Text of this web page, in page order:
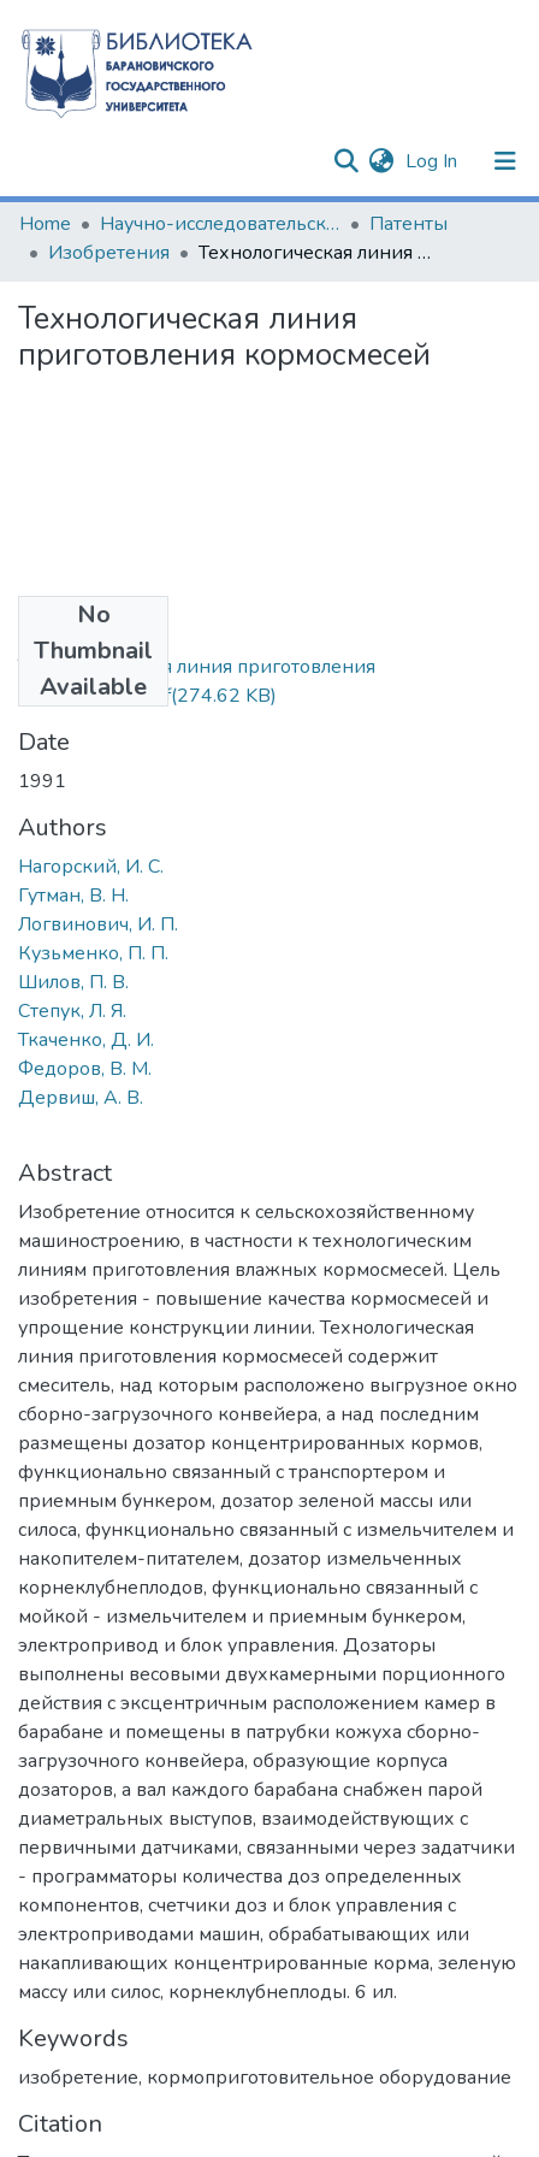
Log In (current)
Communities & Collections
All of DSpace
Statistics
Home Научно-исследовательские разработки
Патенты
Изобретения
Технологическая линия приготовления кормосмесей
Технологическая линия
приготовления кормосмесей
No
Thumbnail
Available
Технологическая линия приготовления
кормосмесей.pdf(274.62 KB)
Date
1991
Authors
Нагорский, И. С.
Гутман, В. Н.
Логвинович, И. П.
Кузьменко, П. П.
Шилов, П. В.
Степук, Л. Я.
Ткаченко, Д. И.
Федоров, В. М.
Дервиш, А. В.
Abstract
Изобретение относится к сельскохозяйственному
машиностроению, в частности к технологическим
линиям приготовления влажных кормосмесей. Цель
изобретения - повышение качества кормосмесей и
упрощение конструкции линии. Технологическая
линия приготовления кормосмесей содержит
смеситель, над которым расположено выгрузное окно
сборно-загрузочного конвейера, а над последним
размещены дозатор концентрированных кормов,
функционально связанный с транспортером и
приемным бункером, дозатор зеленой массы или
силоса, функционально связанный с измельчителем и
накопителем-питателем, дозатор измельченных
корнеклубнеплодов, функционально связанный с
мойкой - измельчителем и приемным бункером,
электропривод и блок управления. Дозаторы
выполнены весовыми двухкамерными порционного
действия с эксцентричным расположением камер в
барабане и помещены в патрубки кожуха сборно-
загрузочного конвейера, образующие корпуса
дозаторов, а вал каждого барабана снабжен парой
диаметральных выступов, взаимодействующих с
первичными датчиками, связанными через задатчики
- программаторы количества доз определенных
компонентов, счетчики доз и блок управления с
электроприводами машин, обрабатывающих или
накапливающих концентрированные корма, зеленую
массу или силос, корнеклубнеплоды. 6 ил.
Keywords
изобретение, кормоприготовительное оборудование
Citation